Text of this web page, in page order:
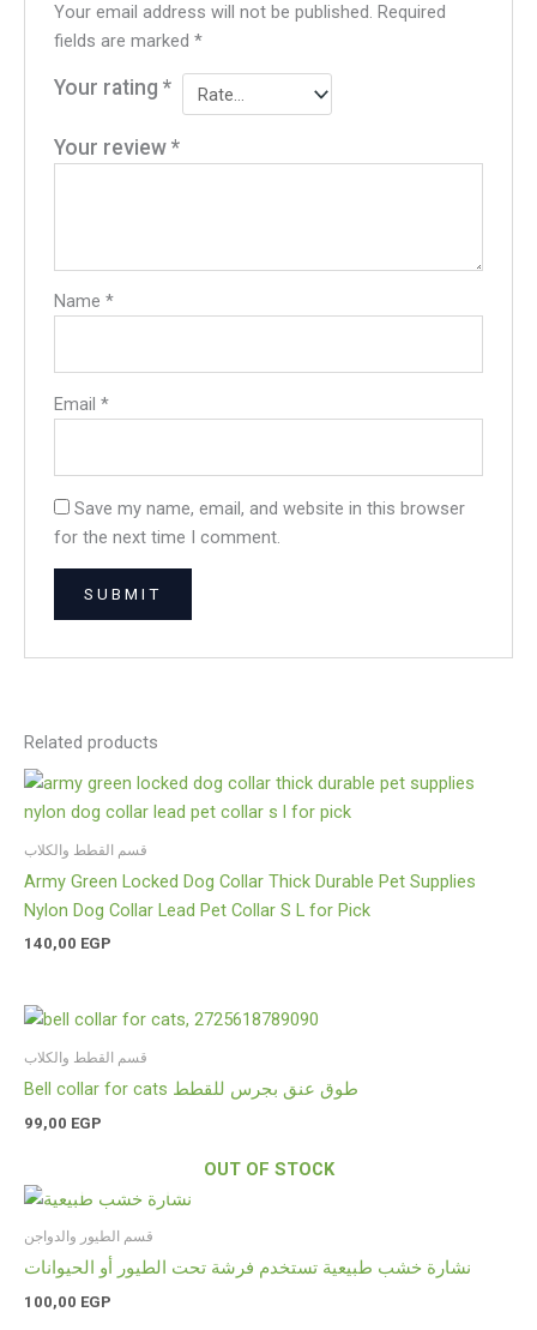
Your email address will not be published. Required
fields are marked*
Your rating*
Your review*
Name*
Email*
Save my name, email, and website in this browser
for the next time I comment.
Related products
قسم القطط والكلاب
Army Green Locked Dog Collar Thick Durable Pet Supplies
Nylon Dog Collar Lead Pet Collar S L for Pick
140,00 EGP
قسم القطط والكلاب
Bell collar for cats طوق عنق بجرس للقطط
99,00 EGP
OUT OF STOCK
قسم الطيور والدواجن
نشارة خشب طبيعية تستخدم فرشة تحت الطيور أو الحيوانات
100,00 EGP